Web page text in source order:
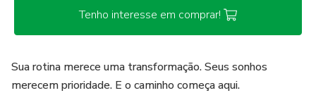
Tenho interesse em comprar!
Sua rotina merece uma transformação. Seus sonhos
merecem prioridade. E o caminho começa aqui.